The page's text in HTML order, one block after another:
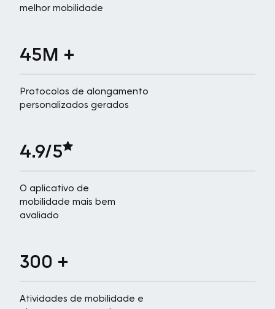
melhor mobilidade
45M +
Protocolos de alongamento
personalizados gerados
4.9/5
O aplicativo de
mobilidade mais bem
avaliado
300 +
Atividades de mobilidade e